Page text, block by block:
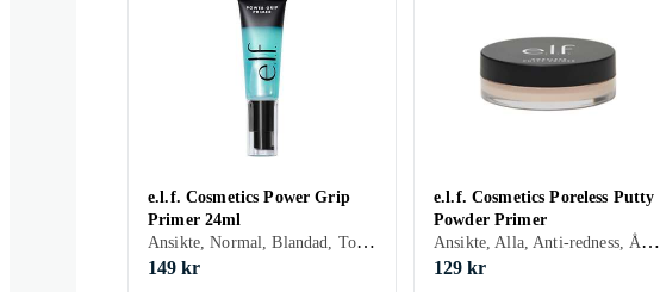
e.l.f. Cosmetics Power Grip
Primer 24ml
Ansikte, Normal, Blandad, Torr, Fet, Alla, Mjukgörande, Återfuktande, Silikonfri, Gel
149 kr
e.l.f. Cosmetics Poreless Putty
Powder Primer
Ansikte, Alla, Anti-redness, Återfuktande, Matt, Porminimering, Kräm
129 kr